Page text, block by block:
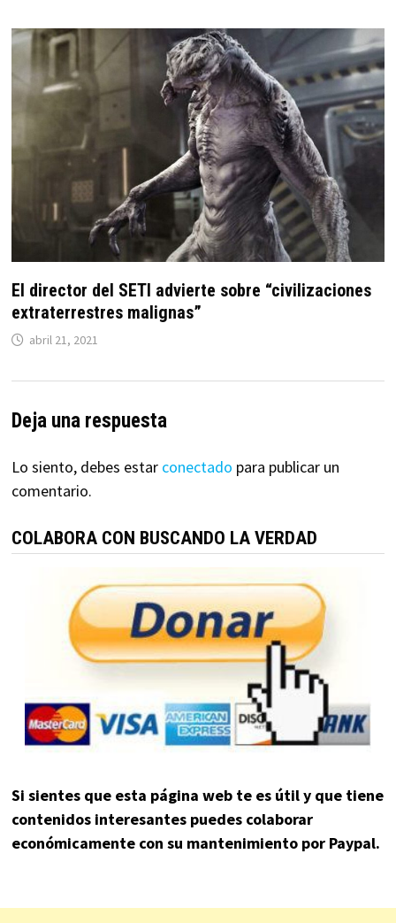
El director del SETI advierte sobre “civilizaciones
extraterrestres malignas”
abril 21, 2021
Deja una respuesta
Lo siento, debes estar conectado para publicar un
comentario.
COLABORA CON BUSCANDO LA VERDAD
Si sientes que esta página web te es útil y que tiene
contenidos interesantes puedes colaborar
económicamente con su mantenimiento por Paypal.